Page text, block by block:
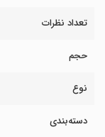
تعداد نظرات
حجم
نوع
دسته‌بندی